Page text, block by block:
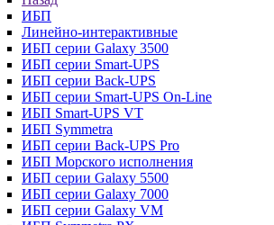
ИБП
Линейно-интерактивные
ИБП серии Galaxy 3500
ИБП серии Smart-UPS
ИБП серии Back-UPS
ИБП серии Smart-UPS On-Line
ИБП Smart-UPS VT
ИБП Symmetra
ИБП серии Back-UPS Pro
ИБП Морского исполнения
ИБП серии Galaxy 5500
ИБП серии Galaxy 7000
ИБП серии Galaxy VM